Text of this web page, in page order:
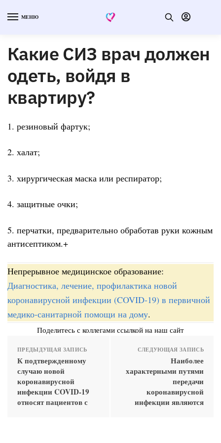
МЕНЮ
Какие СИЗ врач должен
одеть, войдя в
квартиру?
1. резиновый фартук;
2. халат;
3. хирургическая маска или респиратор;
4. защитные очки;
5. перчатки, предварительно обработав руки кожным
антисептиком.+
Непрерывное медицинское образование:
Диагностика, лечение, профилактика новой
коронавирусной инфекции (COVID-19) в первичной
медико-санитарной помощи на дому.
Поделитесь с коллегами ссылкой на наш сайт
ПРЕДЫДУЩАЯ ЗАПИСЬ
К подтвержденному
случаю новой
коронавирусной
инфекции COVID-19
относят пациентов с
СЛЕДУЮЩАЯ ЗАПИСЬ
Наиболее
характерными путями
передачи
коронавирусной
инфекции являются